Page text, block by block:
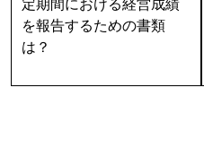
定期間における経営成績
を報告するための書類
は？